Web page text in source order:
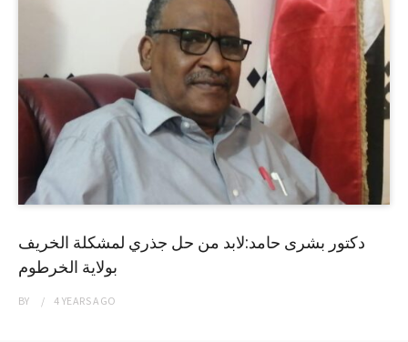
دكتور بشرى حامد:لابد من حل جذري لمشكلة الخريف
بولاية الخرطوم
BY 4 YEARSAGO